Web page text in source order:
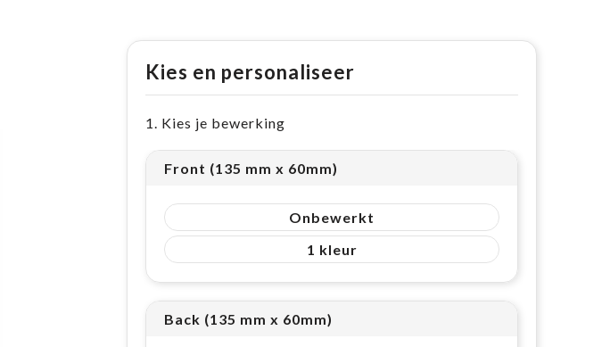
Kies en personaliseer
1. Kies je bewerking
Front (135 mm x 60mm)
Onbewerkt
1
Back (135 mm x 60mm)